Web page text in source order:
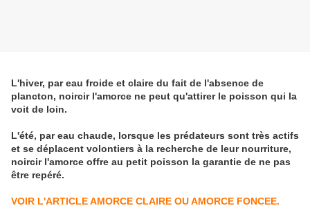
L'hiver, par eau froide et claire du fait de l'absence de
plancton, noircir l'amorce ne peut qu'attirer le poisson qui la
voit de loin.
L'été, par eau chaude, lorsque les prédateurs sont très actifs
et se déplacent volontiers à la recherche de leur nourriture,
noircir l'amorce offre au petit poisson la garantie de ne pas
être repéré.
VOIR L'ARTICLE AMORCE CLAIRE OU AMORCE FONCEE.